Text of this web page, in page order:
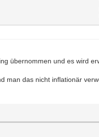
übernommen und es wird
man das nicht inflationär